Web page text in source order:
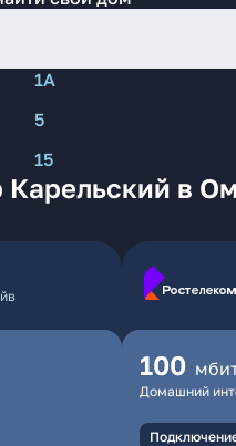
1А
5
15
в
100
Домашний